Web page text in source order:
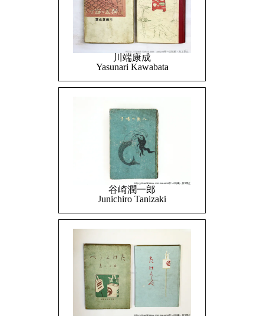
川端康成
Yasunari Kawabata
谷崎潤一郎
Junichiro Tanizaki